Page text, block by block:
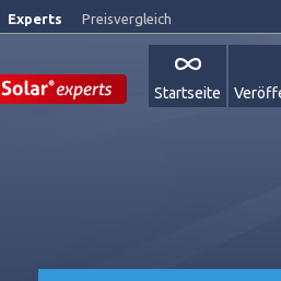
Experts Preisvergleich
Startseite